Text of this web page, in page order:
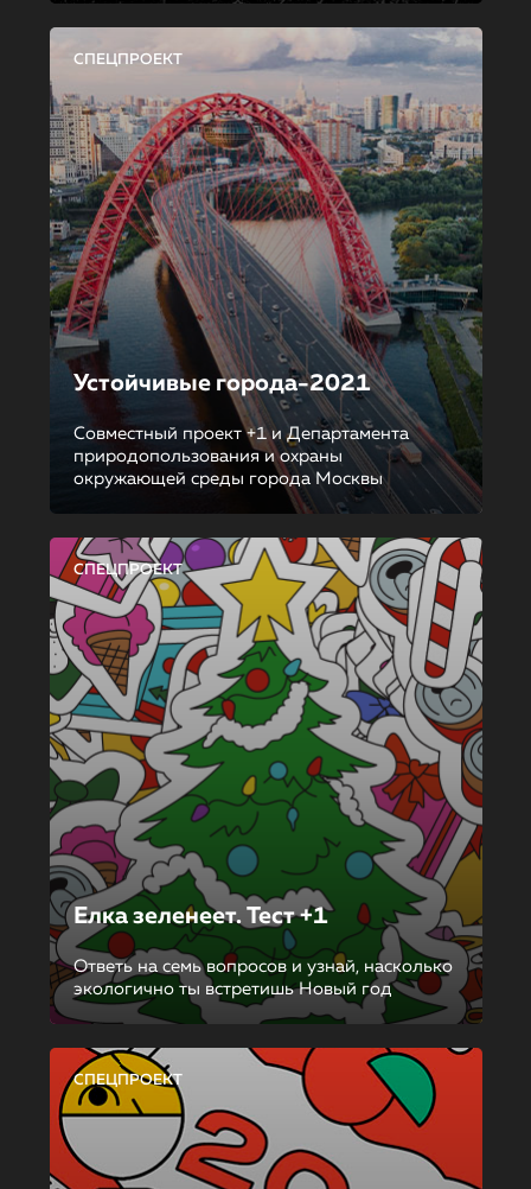
СПЕЦПРОЕКТ
Устойчивые города-2021
Совместный проект +1 и Департамента
природопользования и охраны
окружающей среды города Москвы
СПЕЦПРОЕКТ
Елка зеленеет. Тест +1
Ответь на семь вопросов и узнай, насколько
экологично ты встретишь Новый год
СПЕЦПРОЕКТ